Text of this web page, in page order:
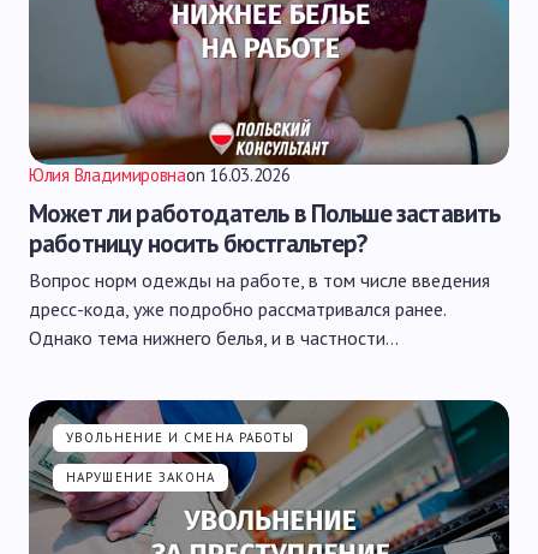
Юлия Владимировнаon 16.03.2026
Может ли работодатель в Польше заставить
работницу носить бюстгальтер?
Вопрос норм одежды на работе, в том числе введения
дресс-кода, уже подробно рассматривался ранее.
Однако тема нижнего белья, и в частности…
УВОЛЬНЕНИЕ И СМЕНА РАБОТЫ
НАРУШЕНИЕ ЗАКОНА